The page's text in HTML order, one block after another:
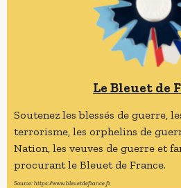
Le Bleuet de
Soutenez les blessés de guerre,
terrorisme, les orphelins de
Nation, les veuves de guerre et
procurant le Bleuet de France.
Source: https://www.bleuetdefrance.fr